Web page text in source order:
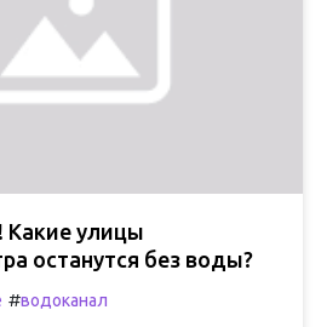
Какие улицы
останутся без воды?
#водоканал